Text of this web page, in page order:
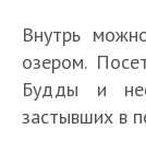
Внутрь
озером.
Будды и
застывших в